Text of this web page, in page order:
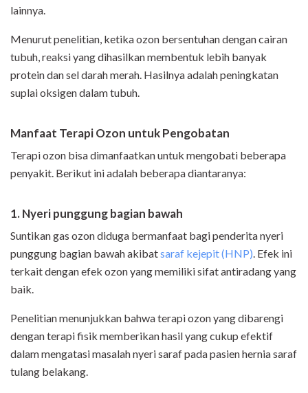
lainnya.
Menurut penelitian, ketika ozon bersentuhan dengan cairan
tubuh, reaksi yang dihasilkan membentuk lebih banyak
protein dan sel darah merah. Hasilnya adalah peningkatan
suplai oksigen dalam tubuh.
Manfaat Terapi Ozon untuk Pengobatan
Terapi ozon bisa dimanfaatkan untuk mengobati beberapa
penyakit. Berikut ini adalah beberapa diantaranya:
1. Nyeri punggung bagian bawah
Suntikan gas ozon diduga bermanfaat bagi penderita nyeri
punggung bagian bawah akibatsaraf kejepit (HNP). Efek ini
terkait dengan efek ozon yang memiliki sifat antiradang yang
baik.
Penelitian menunjukkan bahwa terapi ozon yang dibarengi
dengan terapi fisik memberikan hasil yang cukup efektif
dalam mengatasi masalah nyeri saraf pada pasien hernia saraf
tulang belakang.